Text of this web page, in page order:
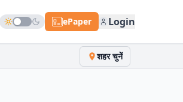
ePaper Login
शहर चुनें